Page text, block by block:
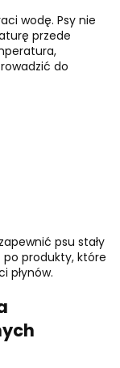
wodę. Psy nie
przede
do
psu stały
produkty, które
płynów.